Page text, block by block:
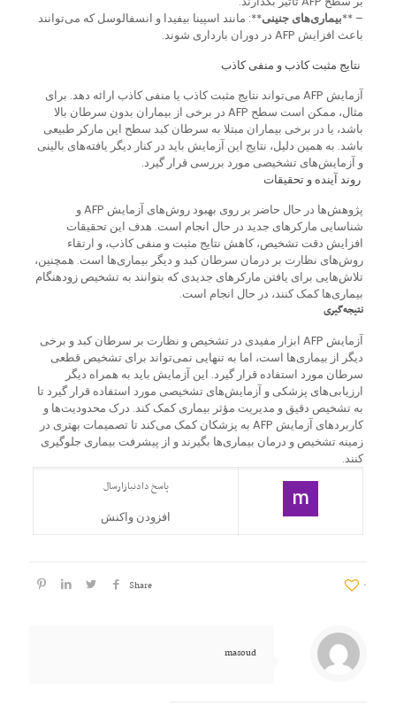
– **بیماری‌های جنینی**: مانند اسپینا بیفیدا و انسفالوسل که می‌توانند
باعث افزایش AFP در دوران بارداری شوند.
نتایج مثبت کاذب و منفی کاذب
آزمایش AFP می‌تواند نتایج مثبت کاذب یا منفی کاذب ارائه دهد. برای
مثال، ممکن است سطح AFP در برخی از بیماران بدون سرطان بالا
باشد، یا در برخی بیماران مبتلا به سرطان کبد سطح این مارکر طبیعی
باشد. به همین دلیل، نتایج این آزمایش باید در کنار دیگر یافته‌های بالینی
و آزمایش‌های تشخیصی مورد بررسی قرار گیرد.
روند آینده و تحقیقات
پژوهش‌ها در حال حاضر بر روی بهبود روش‌های آزمایش AFP و
شناسایی مارکرهای جدید در حال انجام است. هدف این تحقیقات
افزایش دقت تشخیص، کاهش نتایج مثبت و منفی کاذب، و ارتقاء
روش‌های نظارت بر درمان سرطان کبد و دیگر بیماری‌ها است. همچنین،
تلاش‌هایی برای یافتن مارکرهای جدیدی که بتوانند به تشخیص زودهنگام
بیماری‌ها کمک کنند، در حال انجام است.
نتیجه‌گیری
آزمایش AFP ابزار مفیدی در تشخیص و نظارت بر سرطان کبد و برخی
دیگر از بیماری‌ها است، اما به تنهایی نمی‌تواند برای تشخیص قطعی
سرطان مورد استفاده قرار گیرد. این آزمایش باید به همراه دیگر
ارزیابی‌های پزشکی و آزمایش‌های تشخیصی مورد استفاده قرار گیرد تا
به تشخیص دقیق و مدیریت مؤثر بیماری کمک کند. درک محدودیت‌ها و
کاربردهای آزمایش AFP به پزشکان کمک می‌کند تا تصمیمات بهتری در
زمینه تشخیص و درمان بیماری‌ها بگیرند و از پیشرفت بیماری جلوگیری
کنند.
پاسخ دادنبازارسال
افزودن واکنش
Share ۰
masoud